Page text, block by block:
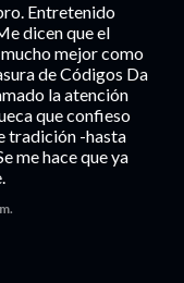
Entretenido
dicen que el
mucho mejor como
de Códigos Da
la atención
que confieso
tradición -hasta
me hace que ya